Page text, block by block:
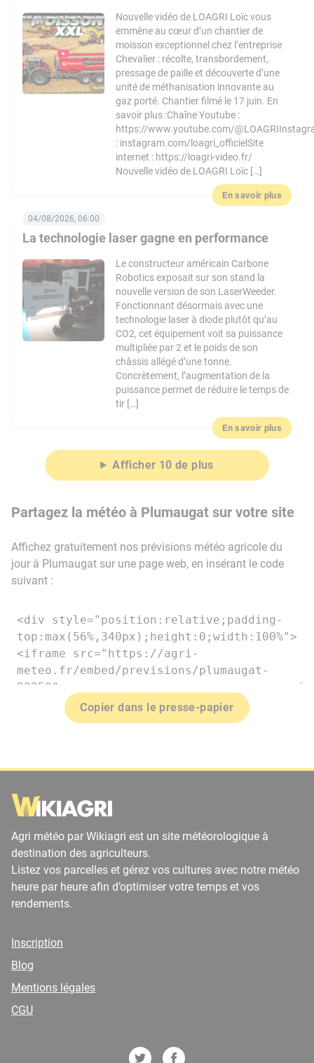
Nouvelle vidéo de LOAGRI Loïc vous
emmène au cœur d’un chantier de
moisson exceptionnel chez l’entreprise
Chevalier : récolte, transbordement,
pressage de paille et découverte d’une
unité de méthanisation innovante au
gaz porté. Chantier filmé le 17 juin. En
savoir plus :Chaîne Youtube :
https://www.youtube.com/
: instagram.com/loagri_officielSite
internet : https://loagri-video.fr/
Nouvelle vidéo de LOAGRI Loïc […]
En savoir plus
La technologie laser gagne en performance
04/08/2026, 06:00
Le constructeur américain Carbone
Robotics exposait sur son stand la
nouvelle version de son LaserWeeder.
Fonctionnant désormais avec une
technologie laser à diode plutôt qu’au
CO2, cet équipement voit sa puissance
multipliée par 2 et le poids de son
châssis allégé d’une tonne.
Concrètement, l’augmentation de la
puissance permet de réduire le temps de
tir […]
En savoir plus
Afficher 10 de plus
Partagez la météo à Plumaugat sur votre site
Affichez gratuitement nos prévisions météo agricole du
jour à Plumaugat sur une page web, en insérant le code
suivant :
Copier dans le presse-papier
Agri météo par Wikiagri est un site météorologique à
destination des agriculteurs.
Listez vos parcelles et gérez vos cultures avec notre météo
heure par heure afin d’optimiser votre temps et vos
rendements.
Inscription
Blog
Mentions légales
CGU